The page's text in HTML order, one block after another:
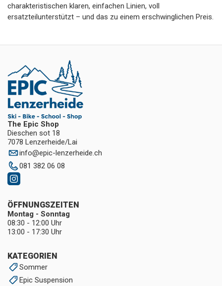
charakteristischen klaren, einfachen Linien, voll
ersatzteilunterstützt – und das zu einem erschwinglichen Preis.
The Epic Shop
Dieschen sot 18
7078 Lenzerheide/Lai
info@epic-lenzerheide.ch
081 382 06 08
KATEGORIEN
Sommer
Epic Suspension
ÖFFNUNGSZEITEN
Montag - Sonntag
08:30 - 12:00 Uhr
13:00 - 17:30 Uhr